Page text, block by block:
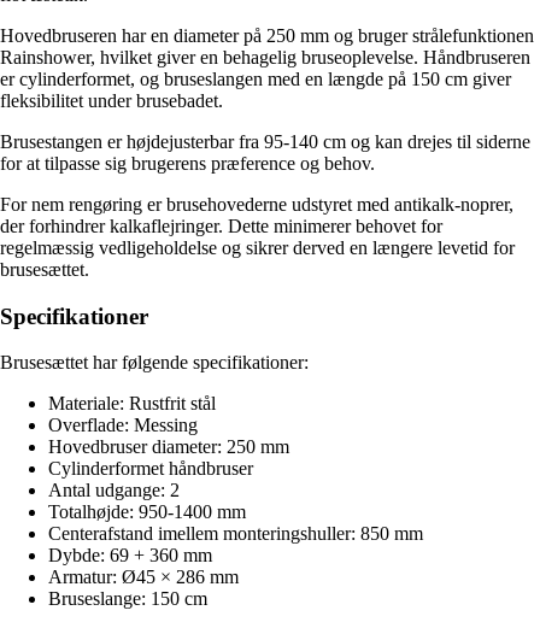
Hovedbruseren har en diameter på 250 mm og bruger strålefunktionen
Rainshower, hvilket giver en behagelig bruseoplevelse. Håndbruseren
er cylinderformet, og bruseslangen med en længde på 150 cm giver
fleksibilitet under brusebadet.
Brusestangen er højdejusterbar fra 95-140 cm og kan drejes til siderne
for at tilpasse sig brugerens præference og behov.
For nem rengøring er brusehovederne udstyret med antikalk-noprer,
der forhindrer kalkaflejringer. Dette minimerer behovet for
regelmæssig vedligeholdelse og sikrer derved en længere levetid for
brusesættet.
Specifikationer
Brusesættet har følgende specifikationer:
Materiale: Rustfrit stål
Overflade: Messing
Hovedbruser diameter: 250 mm
Cylinderformet håndbruser
Antal udgange: 2
Totalhøjde: 950-1400 mm
Centerafstand imellem monteringshuller: 850 mm
Dybde: 69 + 360 mm
Armatur: Ø45 × 286 mm
Bruseslange: 150 cm